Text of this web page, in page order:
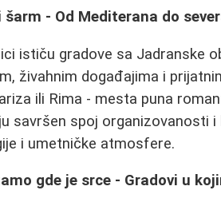
šarm - Od Mediterana do
ističu gradove sa Jadranske
živahnim događajima i
ili Rima - mesta puna
savršen spoj organizovanosti
i umetničke atmosfere.
gde je srce - Gradovi u